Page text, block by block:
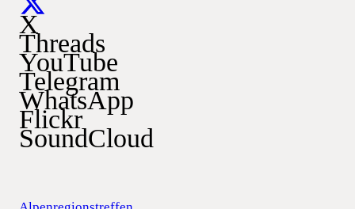
X
Threads
YouTube
Telegram
WhatsApp
Flickr
SoundCloud